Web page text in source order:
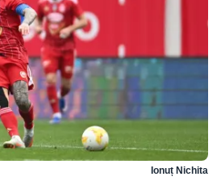
Ionuț Nichita